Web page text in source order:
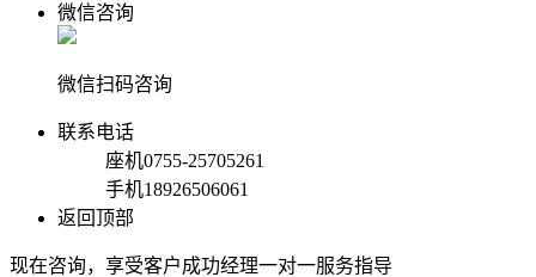
微信咨询
微信扫码咨询
联系电话
座机0755-25705261
手机18926506061
返回顶部
现在咨询，享受客户成功经理一对一服务指导